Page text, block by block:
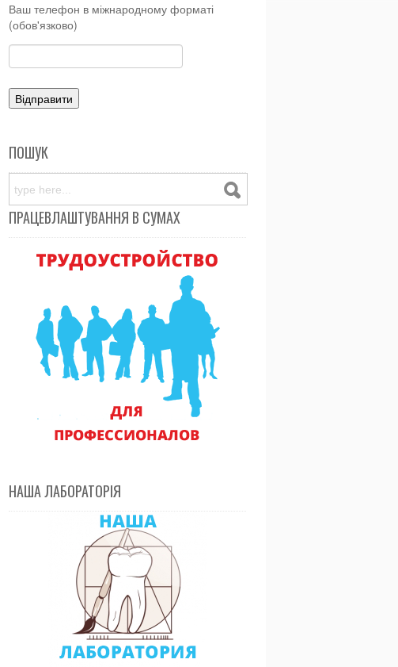
Ваш телефон в міжнародному форматі
(обов'язково)
ПОШУК
ПРАЦЕВЛАШТУВАННЯ В СУМАХ
НАША ЛАБОРАТОРІЯ